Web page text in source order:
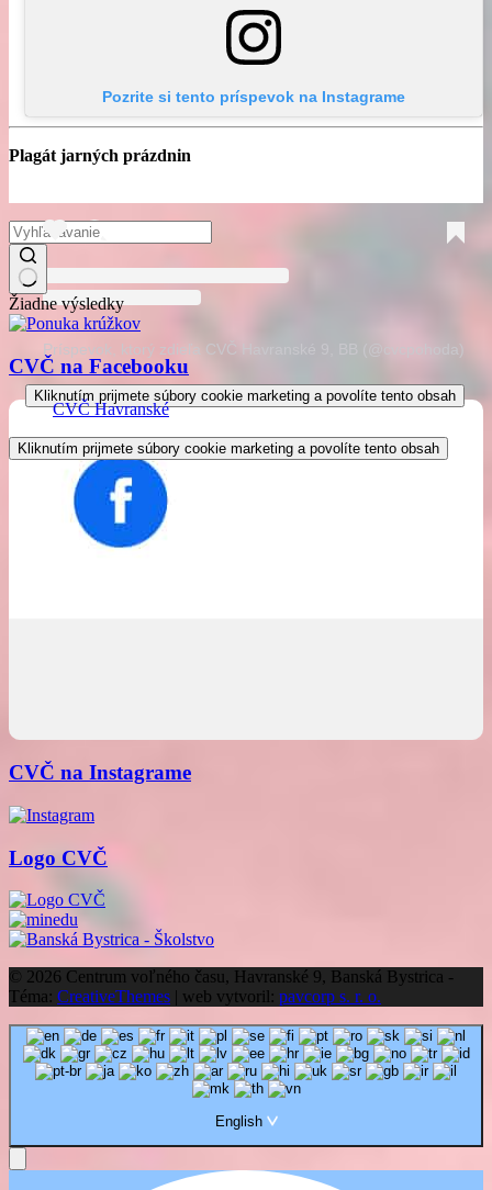
Pozrite si tento príspevok na Instagrame
Príspevok, ktorý zdieľa CVČ Havranské 9, BB (@cvcpohoda)
Kliknutím prijmete súbory cookie marketing a povolíte tento obsah
Plagát jarných prázdnin
Žiadne výsledky
CVČ na Facebooku
CVČ Havranské
Kliknutím prijmete súbory cookie marketing a povolíte tento obsah
CVČ na Instagrame
Logo CVČ
© 2026 Centrum voľného času, Havranské 9, Banská Bystrica -
Téma: CreativeThemes | web vytvoril: pavcorp s. r. o.
English